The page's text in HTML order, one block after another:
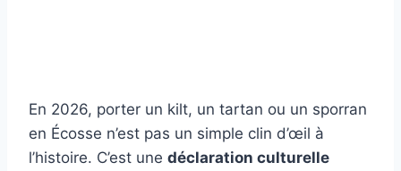
En 2026, porter un kilt, un tartan ou un sporran
en Écosse n’est pas un simple clin d’œil à
l’histoire. C’est une déclaration culturelle